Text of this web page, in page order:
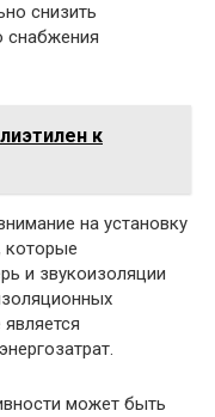
снизить
снабжения
к
на установку
которые
и звукоизоляции
может быть